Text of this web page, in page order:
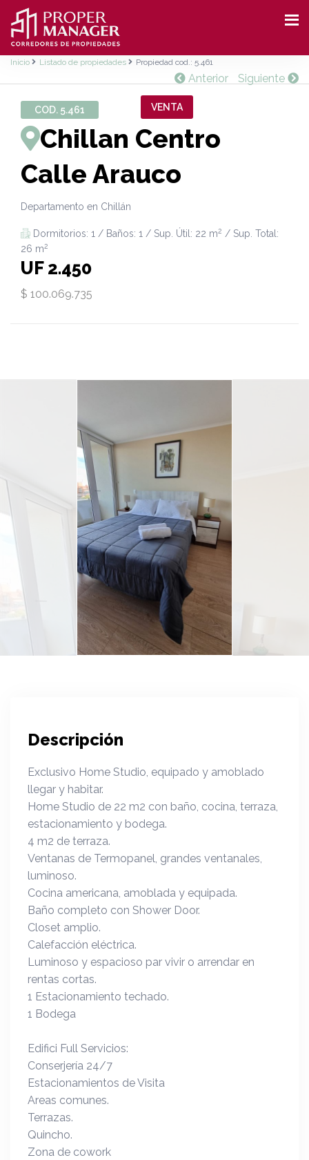
Inicio Listado de propiedades Propiedad cod.: 5.461
Anterior Siguiente
COD. 5.461 VENTA
Chillan Centro
Calle Arauco
Departamento en Chillán
Dormitorios: 1 / Baños: 1 / Sup. Útil: 22 m2 / Sup. Total:
26 m2
UF 2.450
$ 100.069.735
Descripción
Exclusivo Home Studio, equipado y amoblado
llegar y habitar.
Home Studio de 22 m2 con baño, cocina, terraza,
estacionamiento y bodega.
4 m2 de terraza.
Ventanas de Termopanel, grandes ventanales,
luminoso.
Cocina americana, amoblada y equipada.
Baño completo con Shower Door.
Closet amplio.
Calefacción eléctrica.
Luminoso y espacioso par vivir o arrendar en
rentas cortas.
1 Estacionamiento techado.
1 Bodega
Edifici Full Servicios:
Conserjería 24/7
Estacionamientos de Visita
Areas comunes.
Terrazas.
Quincho.
Zona de cowork